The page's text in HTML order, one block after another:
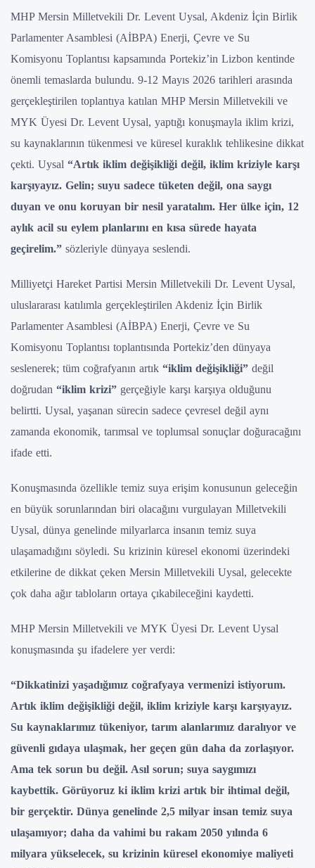
MHP Mersin Milletvekili Dr. Levent Uysal, Akdeniz İçin Birlik
Parlamenter Asamblesi (AİBPA) Enerji, Çevre ve Su
Komisyonu Toplantısı kapsamında Portekiz’in Lizbon kentinde
önemli temaslarda bulundu. 9-12 Mayıs 2026 tarihleri arasında
gerçekleştirilen toplantıya katılan MHP Mersin Milletvekili ve
MYK Üyesi Dr. Levent Uysal, yaptığı konuşmayla iklim krizi,
su kaynaklarının tükenmesi ve küresel kuraklık tehlikesine dikkat
çekti. Uysal “Artık iklim değişikliği değil, iklim kriziyle karşı
karşıyayız. Gelin; suyu sadece tüketen değil, ona saygı
duyan ve onu koruyan bir nesil yaratalım. Her ülke için, 12
aylık acil su eylem planlarını en kısa sürede hayata
geçirelim.” sözleriyle dünyaya seslendi.
Milliyetçi Hareket Partisi Mersin Milletvekili Dr. Levent Uysal,
uluslararası katılımla gerçekleştirilen Akdeniz İçin Birlik
Parlamenter Asamblesi (AİBPA) Enerji, Çevre ve Su
Komisyonu Toplantısı toplantısında Portekiz’den dünyaya
seslenerek; tüm coğrafyanın artık “iklim değişikliği” değil
doğrudan “iklim krizi” gerçeğiyle karşı karşıya olduğunu
belirtti. Uysal, yaşanan sürecin sadece çevresel değil aynı
zamanda ekonomik, tarımsal ve toplumsal sonuçlar doğuracağını
ifade etti.
Konuşmasında özellikle temiz suya erişim konusunun geleceğin
en büyük sorunlarından biri olacağını vurgulayan Milletvekili
Uysal, dünya genelinde milyarlarca insanın temiz suya
ulaşamadığını söyledi. Su krizinin küresel ekonomi üzerindeki
etkilerine de dikkat çeken Mersin Milletvekili Uysal, gelecekte
çok daha ağır tabloların ortaya çıkabileceğini kaydetti.
MHP Mersin Milletvekili ve MYK Üyesi Dr. Levent Uysal
konuşmasında şu ifadelere yer verdi:
“Dikkatinizi yaşadığımız coğrafyaya vermenizi istiyorum.
Artık iklim değişikliği değil, iklim kriziyle karşı karşıyayız.
Su kaynaklarımız tükeniyor, tarım alanlarımız daralıyor ve
güvenli gıdaya ulaşmak, her geçen gün daha da zorlaşıyor.
Ama tek sorun bu değil. Asıl sorun; suya saygımızı
kaybettik. Görüyoruz ki iklim krizi artık bir ihtimal değil,
bir gerçektir. Dünya genelinde 2,5 milyar insan temiz suya
ulaşamıyor; daha da vahimi bu rakam 2050 yılında 6
milyara yükselecek, su krizinin küresel ekonomiye maliyeti